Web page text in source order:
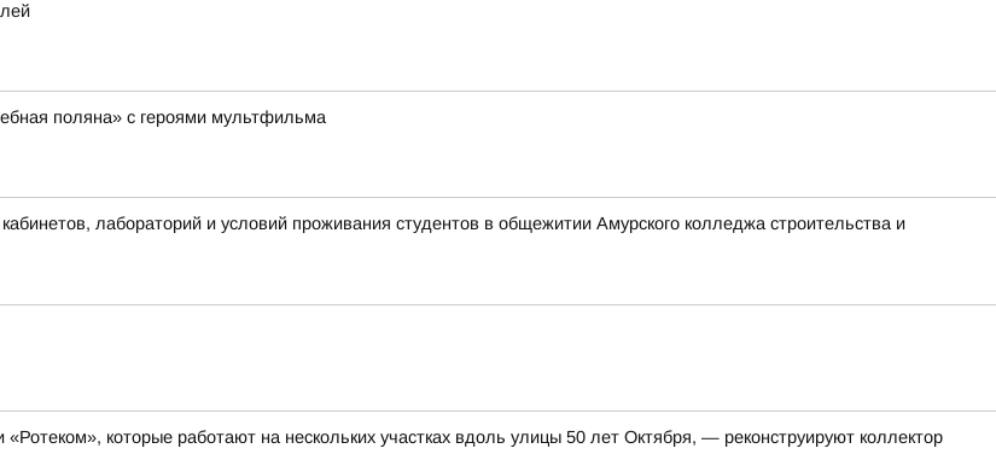
поляна» с героями мультфильма
лабораторий и условий проживания студентов в общежитии Амурского колледжа строительства и
которые работают на нескольких участках вдоль улицы 50 лет Октября, — реконструируют коллектор